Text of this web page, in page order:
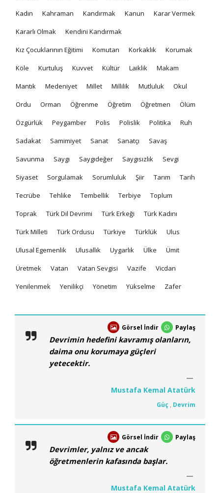
Kadın Kahraman Kandırmak Kanun Karar Vermek
Kararlı Olmak Kendini Kandırmak
Kız Çocuklarının Eğitimi Komutan Korkaklık Korumak
Köle Kurtuluş Kuvvet Kültür Laiklik Makam
Mantık Medeniyet Millet Millilik Mutluluk Okul
Ordu Orman Öğrenme Öğretim Öğretmen Ölüm
Özgürlük Peygamber Polis Polislik Politika Ruh
Sadakat Samimiyet Sanat Sanatçı Savaş
Savunma Saygı Saygıdeğer Saygısızlık Sevgi
Siyaset Sorgulamak Sorumluluk Şiir Tarım Tarih
Tecrübe Tehlike Tembellik Terbiye Toplum
Toprak Türk Dil Devrimi Türk Erkeği Türk Kadını
Türk Milleti Türk Ordusu Türkiye Türklük Ulus
Ulusal Egemenlik Ulusallık Uygarlık Ülke Ümit
Üretmek Vatan Vatan Sevgisi Vazife Vicdan
Yenilenmek Yenilikçi Yönetim Yükselme Zafer
Görsel İndir Paylaş
Devrimin hedefini kavramış olanların,
daima onu korumaya güçleri
yetecektir.
Mustafa Kemal Atatürk
Güç , Devrim
Görsel İndir Paylaş
Devrimler, yalnız ve ancak
öğretmenlerin kafasında başlar.
Mustafa Kemal Atatürk